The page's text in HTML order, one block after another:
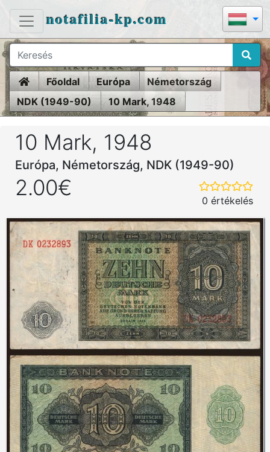
notafilia-kp.com
HomeFőoldal Európa
Németország
NDK (1949-90)
10 Mark, 1948
10 Mark, 1948
Európa, Németország, NDK (1949-90)
2.00€
0 értékelés